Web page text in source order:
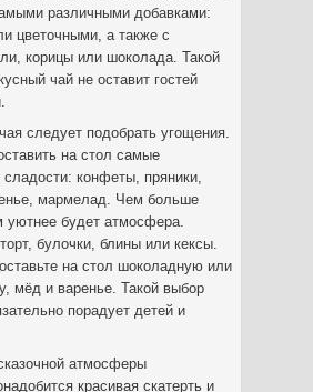
различными добавками:
цветочными, а также с
корицы или шоколада. Такой
чай не оставит гостей
следует подобрать угощения.
на стол самые
сладости: конфеты, пряники,
мармелад. Чем больше
уютнее будет атмосфера.
булочки, блины или кексы.
на стол шоколадную или
мёд и варенье. Такой выбор
порадует детей и
атмосферы
красивая скатерть и